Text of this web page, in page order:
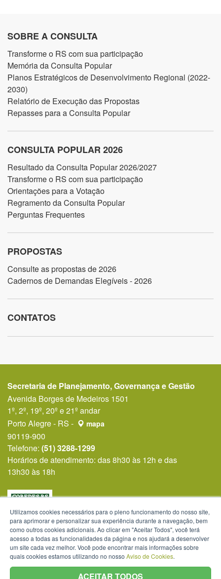
SOBRE A CONSULTA
Transforme o RS com sua participação
Memória da Consulta Popular
Planos Estratégicos de Desenvolvimento Regional (2022-
2030)
Relatório de Execução das Propostas
Repasses para a Consulta Popular
CONSULTA POPULAR 2026
Resultado da Consulta Popular 2026/2027
Transforme o RS com sua participação
Orientações para a Votação
Regramento da Consulta Popular
Perguntas Frequentes
PROPOSTAS
Consulte as propostas de 2026
Cadernos de Demandas Elegíveis - 2026
CONTATOS
Secretaria de Planejamento, Governança e Gestão
Avenida Borges de Medeiros 1501
1º, 2º, 19º, 20º e 21º andar
Porto Alegre - RS -
mapa
90119-900
Telefone: (51) 3288-1299
Horários de atendimento: das 8h30 às 12h e das
13h30 às 18h
Utilizamos cookies necessários para o pleno funcionamento do nosso site,
para aprimorar e personalizar sua experiência durante a navegação, bem
como outros cookies adicionais. Ao clicar em "Aceitar Todos", você terá
acesso a todas as funcionalidades da página e nos ajudará a desenvolver
um site cada vez melhor. Você pode encontrar mais informações sobre
quais cookies estamos utilizando no nosso Aviso de Cookies.
ACEITAR TODOS